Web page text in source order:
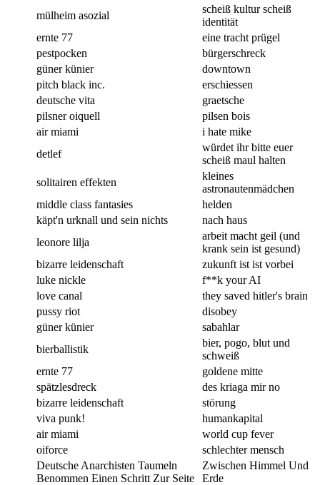
mülheim asozial
scheiß kultur scheiß
identität
ernte 77
eine tracht prügel
pestpocken
bürgerschreck
güner künier
downtown
pitch black inc.
erschiessen
deutsche vita
graetsche
pilsner oiquell
pilsen bois
air miami
i hate mike
detlef
würdet ihr bitte euer
scheiß maul halten
solitairen effekten
kleines
astronautenmädchen
middle class fantasies
helden
käpt'n urknall und sein nichts
nach haus
leonore lilja
arbeit macht geil (und
krank sein ist gesund)
bizarre leidenschaft
zukunft ist ist vorbei
luke nickle
f**k your AI
love canal
they saved hitler's brain
pussy riot
disobey
güner künier
sabahlar
bierballistik
bier, pogo, blut und
schweiß
ernte 77
goldene mitte
spätzlesdreck
des kriaga mir no
bizarre leidenschaft
störung
viva punk!
humankapital
air miami
world cup fever
oiforce
schlechter mensch
Deutsche Anarchisten Taumeln
Benommen Einen Schritt Zur Seite
Zwischen Himmel Und
Erde